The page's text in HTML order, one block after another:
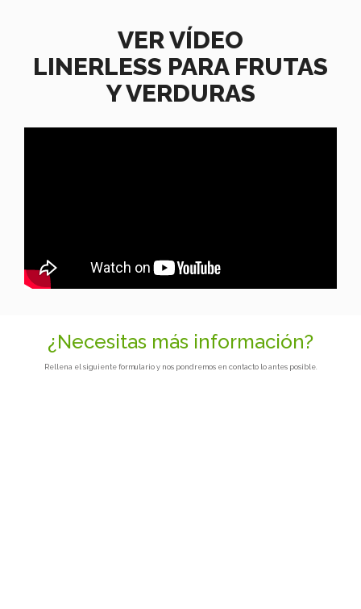
VER VÍDEO
LINERLESS PARA FRUTAS
Y VERDURAS
¿Necesitas más información?
Rellena el siguiente formulario y nos pondremos en contacto lo antes posible.